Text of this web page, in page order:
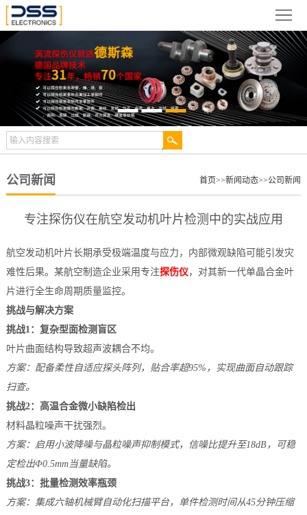
斯
动
态
品
展
检
测
合
伴
中
心
术
文
档
服
务
与
持
联
系
斯
森
公司新闻 首页>>新闻动态>>公司新闻
专注探伤仪在航空发动机叶片检测中的实战应用
航空发动机叶片长期承受极端温度与应力，内部微观缺陷可能引发灾
难性后果。某航空制造企业采用专注探伤仪，对其新一代单晶合金叶
片进行全生命周期质量监控。
挑战与解决方案
挑战1：复杂型面检测盲区
叶片曲面结构导致超声波耦合不均。
方案：配备柔性自适应探头阵列，贴合率超95%，实现曲面自动跟踪
扫查。
挑战2：高温合金微小缺陷检出
材料晶粒噪声干扰强烈。
方案：启用小波降噪与晶粒噪声抑制模式，信噪比提升至18dB，可稳
定检出Φ0.5mm当量缺陷。
挑战3：批量检测效率瓶颈
方案：集成六轴机械臂自动化扫描平台，单件检测时间从45分钟压缩